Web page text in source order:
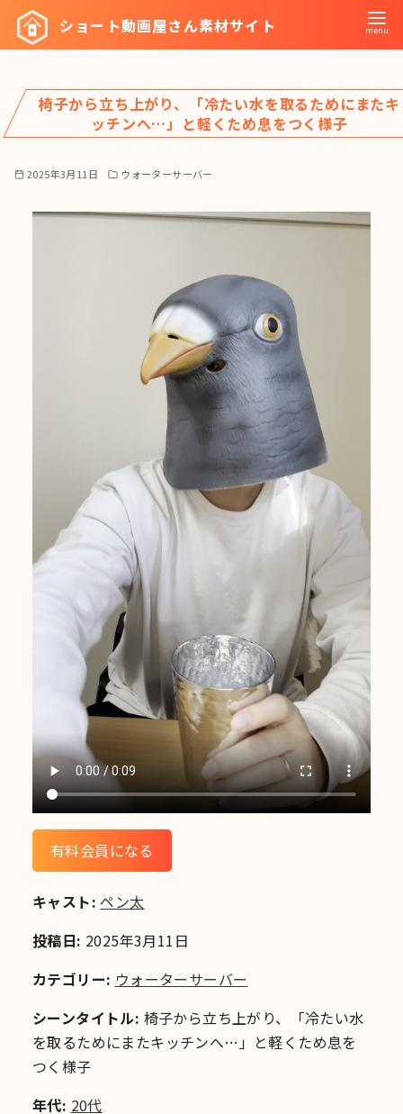
ツ
へ
ショート動画屋さん素材サイト
椅子から立ち上がり、「冷たい水を取るためにまたキ
ッチンへ…」と軽くため息をつく様子
2025年3月11日 ウォーターサーバー
有料会員になる
キャスト: ペン太
投稿日: 2025年3月11日
カテゴリー: ウォーターサーバー
シーンタイトル: 椅子から立ち上がり、「冷たい水
を取るためにまたキッチンへ…」と軽くため息を
つく様子
年代: 20代